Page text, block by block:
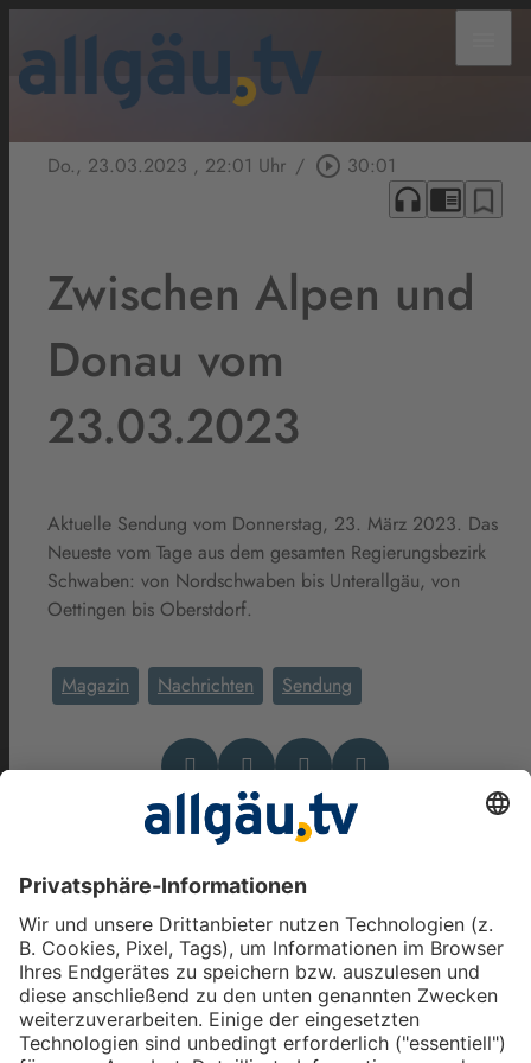
Do., 23.03.2023 , 22:01 Uhr / play_circle_outline 30:01
headphones chrome_reader_mode bookmark_border
Zwischen Alpen und
Donau vom
23.03.2023
Aktuelle Sendung vom Donnerstag, 23. März 2023. Das
Neueste vom Tage aus dem gesamten Regierungsbezirk
Schwaben: von Nordschwaben bis Unterallgäu, von
Oettingen bis Oberstdorf.
Magazin Nachrichten Sendung
Das könnte Dich auch
interessieren
allgäu.tv Nachrichten - Freitag,